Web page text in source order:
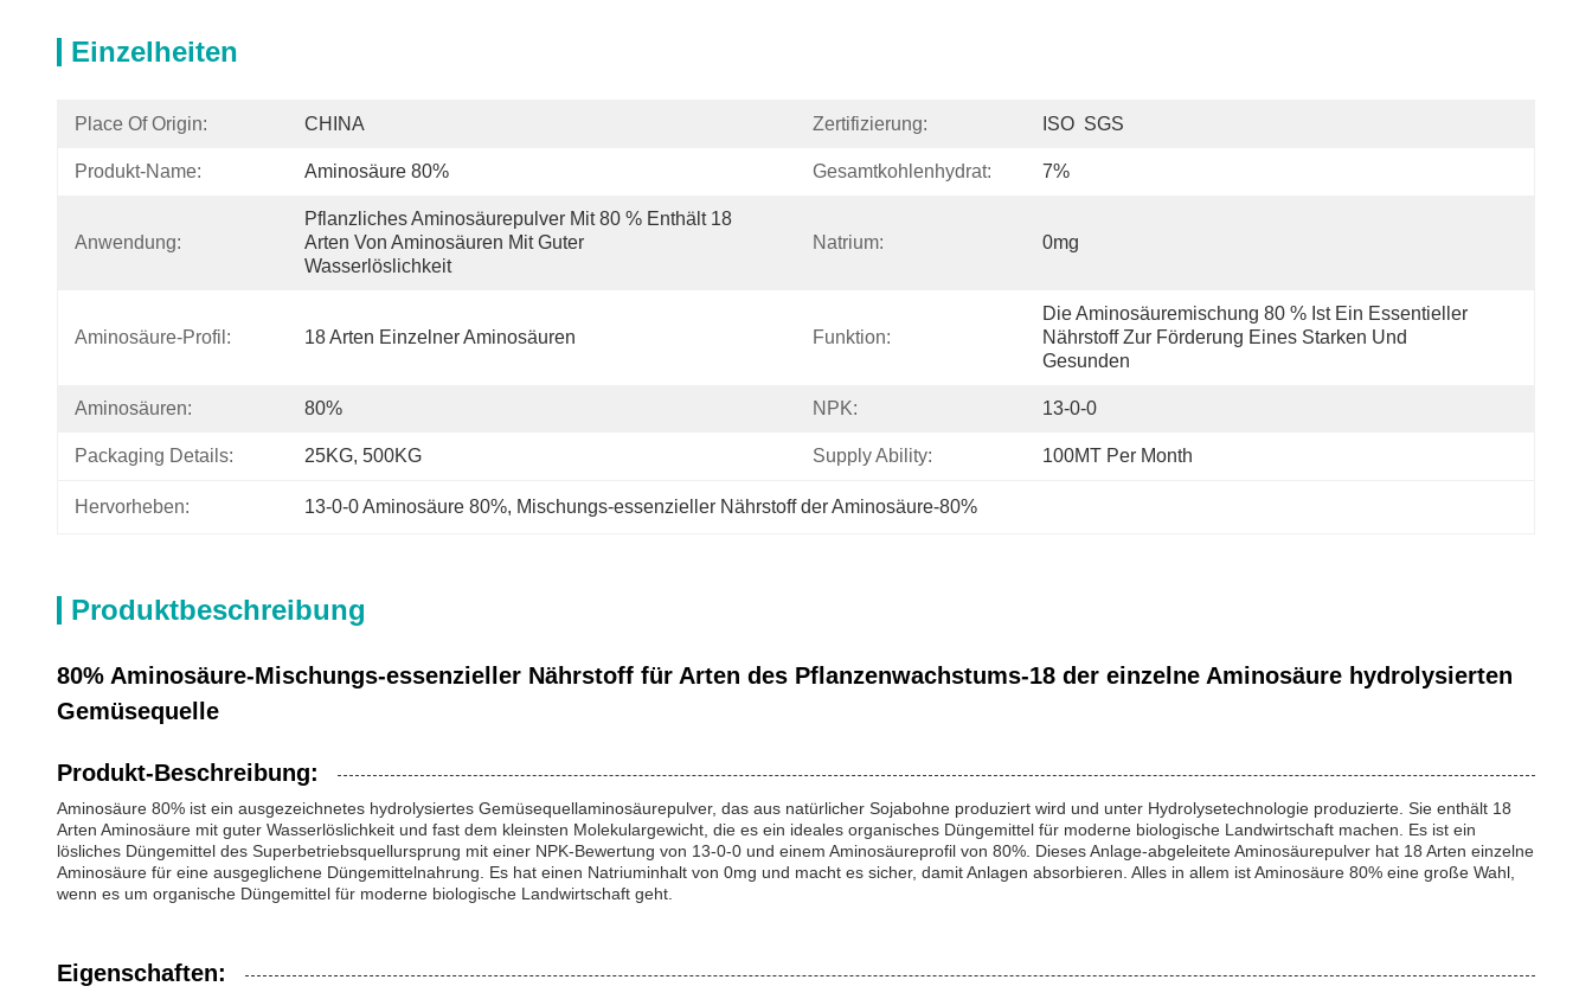
Einzelheiten
Place Of Origin: CHINA Zertifizierung: ISO  SGS
Produkt-Name: Aminosäure 80% Gesamtkohlenhydrat: 7%
Anwendung:
Pflanzliches Aminosäurepulver Mit 80 % Enthält 18
Arten Von Aminosäuren Mit Guter
Wasserlöslichkeit
Natrium: 0mg
Aminosäure-Profil: 18 Arten Einzelner Aminosäuren Funktion:
Die Aminosäuremischung 80 % Ist Ein Essentieller
Nährstoff Zur Förderung Eines Starken Und
Gesunden
Aminosäuren: 80% NPK: 13-0-0
Packaging Details: 25KG, 500KG Supply Ability: 100MT Per Month
Hervorheben: 13-0-0 Aminosäure 80%, Mischungs-essenzieller Nährstoff der Aminosäure-80%
Produktbeschreibung
80% Aminosäure-Mischungs-essenzieller Nährstoff für Arten des Pflanzenwachstums-18 der einzelne Aminosäure hydrolysierten
Gemüsequelle
Produkt-Beschreibung:
Aminosäure 80% ist ein ausgezeichnetes hydrolysiertes Gemüsequellaminosäurepulver, das aus natürlicher Sojabohne produziert wird und unter Hydrolysetechnologie produzierte. Sie enthält 18
Arten Aminosäure mit guter Wasserlöslichkeit und fast dem kleinsten Molekulargewicht, die es ein ideales organisches Düngemittel für moderne biologische Landwirtschaft machen. Es ist ein
lösliches Düngemittel des Superbetriebsquellursprung mit einer NPK-Bewertung von 13-0-0 und einem Aminosäureprofil von 80%. Dieses Anlage-abgeleitete Aminosäurepulver hat 18 Arten einzelne
Aminosäure für eine ausgeglichene Düngemittelnahrung. Es hat einen Natriuminhalt von 0mg und macht es sicher, damit Anlagen absorbieren. Alles in allem ist Aminosäure 80% eine große Wahl,
wenn es um organische Düngemittel für moderne biologische Landwirtschaft geht.
Eigenschaften: